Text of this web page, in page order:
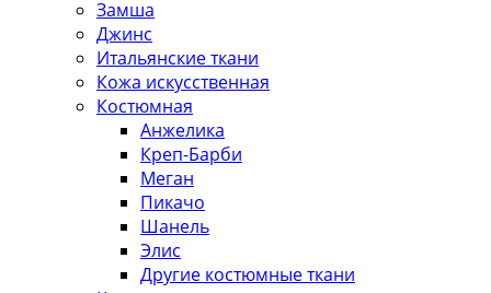
Замша
Джинс
Итальянские ткани
Кожа искусственная
Костюмная
Анжелика
Креп-Барби
Меган
Пикачо
Шанель
Элис
Другие костюмные ткани